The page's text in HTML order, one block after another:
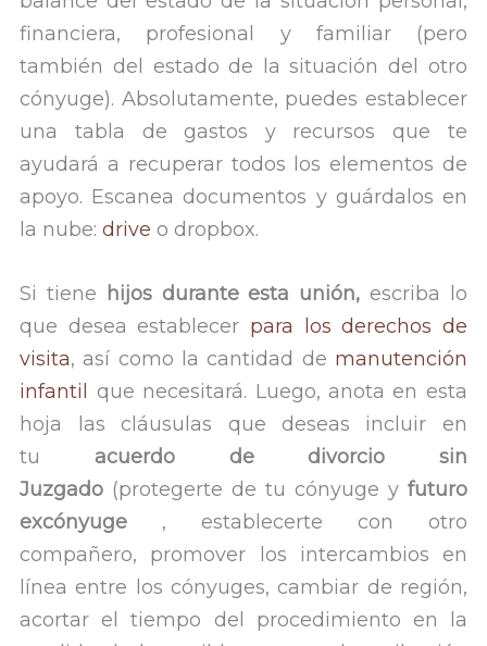
financiera, profesional y familiar (pero
también del estado de la situación del otro
cónyuge). Absolutamente, puedes establecer
una tabla de gastos y recursos que te
ayudará a recuperar todos los elementos de
apoyo. Escanea documentos y guárdalos en
la nube:drive o dropbox.
Si tiene hijos durante esta unión, escriba lo
que desea establecer para los derechos de
visita, así como la cantidad de manutención
infantil
que necesitará. Luego, anota en esta
hoja las cláusulas que deseas incluir en
tu acuerdo de divorcio sin
Juzgado (protegerte de tu cónyuge y futuro
excónyuge , establecerte con otro
compañero, promover los intercambios en
línea entre los cónyuges, cambiar de región,
acortar el tiempo del procedimiento en la